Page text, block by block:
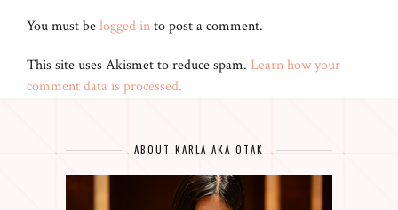
You must belogged into post a comment.
This site uses Akismet to reduce spam. Learn how your
comment data is processed.
ABOUT KARLA AKA OTAK